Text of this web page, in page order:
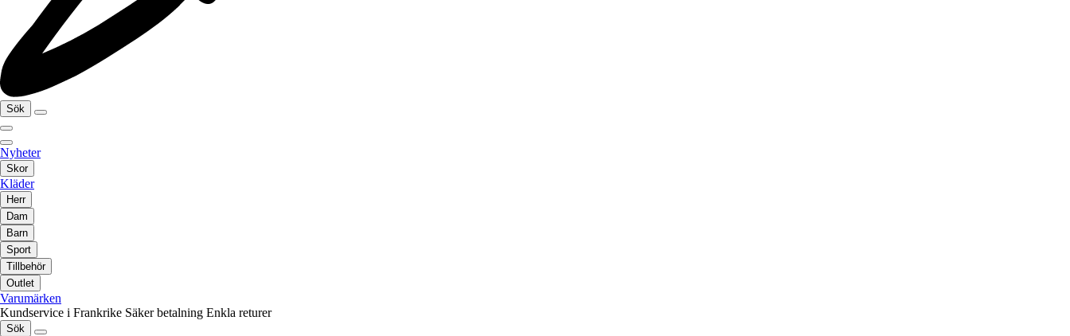
Sök
Nyheter
Skor
Kläder
Herr
Dam
Barn
Sport
Tillbehör
Outlet
Varumärken
Kundservice i Frankrike Säker betalning Enkla returer
Sök